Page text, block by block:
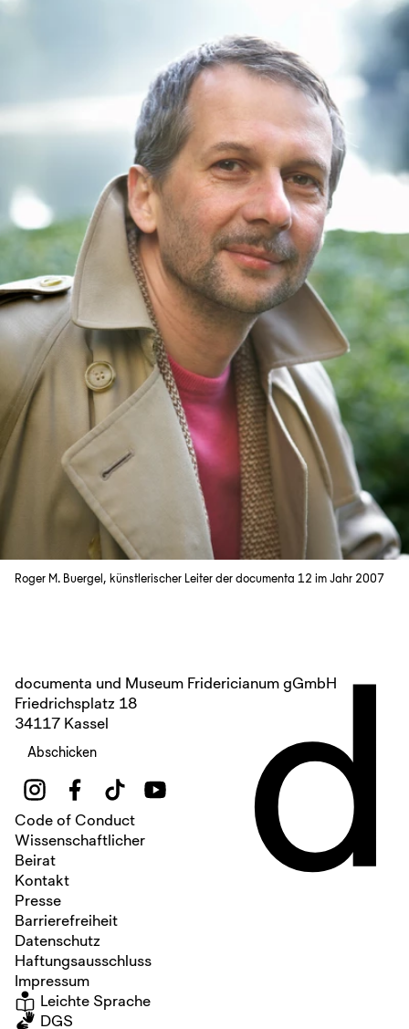
Roger M. Buergel, künstlerischer Leiter der documenta 12 im Jahr 2007
documenta und Museum Fridericianum gGmbH
Friedrichsplatz 18
34117 Kassel
Abschicken
Code of Conduct
Wissenschaftlicher
Beirat
Kontakt
Presse
Barrierefreiheit
Datenschutz
Haftungsausschluss
Impressum
Leichte Sprache
DGS
d